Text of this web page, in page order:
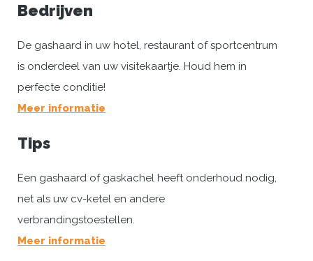
Bedrijven
De gashaard in uw hotel, restaurant of sportcentrum
is onderdeel van uw visitekaartje. Houd hem in
perfecte conditie!
Meer informatie
Tips
Een gashaard of gaskachel heeft onderhoud nodig,
net als uw cv-ketel en andere
verbrandingstoestellen.
Meer informatie